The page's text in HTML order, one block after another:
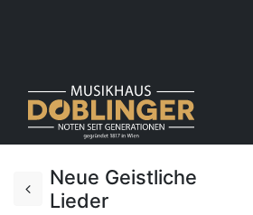
Neue Geistliche
Lieder